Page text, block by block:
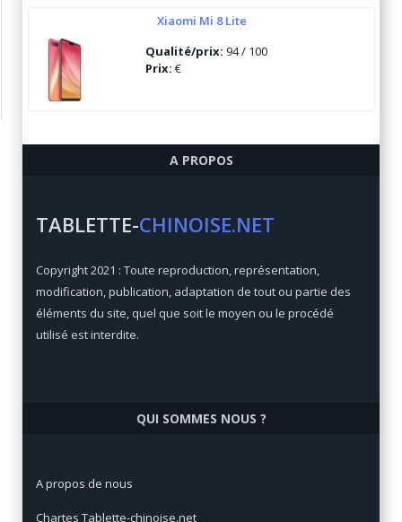
Xiaomi Mi 8 Lite
Qualité/prix: 94 / 100
Prix: €
Qualité/prix:84 / 100
Qualité/prix:92 / 100
Prix: €
A PROPOS
TABLETTE-CHINOISE.NET
Copyright 2021 : Toute reproduction, représentation,
modification, publication, adaptation de tout ou partie des
éléments du site, quel que soit le moyen ou le procédé
utilisé est interdite.
QUI SOMMES NOUS ?
A propos de nous
Chartes Tablette-chinoise.net